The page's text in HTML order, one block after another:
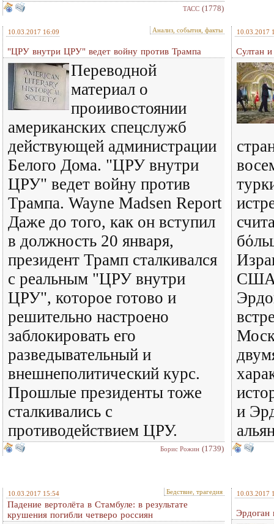
ТАСС (1778)
10.03.2017 16:09 Анализ, события, факты
"ЦРУ внутри ЦРУ" ведет войну против Трампа
Переводной
материал о
проиивостоянии
американских спецслужб
действующей администрации
Белого Дома. "ЦРУ внутри
ЦРУ" ведет войну против
Трампа. Wayne Madsen Report
Даже до того, как он вступил
в должность 20 января,
президент Трамп сталкивался
с реальным "ЦРУ внутри
ЦРУ", которое готово и
решительно настроено
заблокировать его
разведывательный и
внешнеполитический курс.
Прошлые президенты тоже
сталкивались с
противодействием ЦРУ.
Борис Рожин (1739)
10.03.2017
Султан
США.
и
10.03.2017 15:54 Бедствие, трагедия
Падение вертолёта в Стамбуле: в результате
крушения погибли четверо россиян
10.03.2017
Эрдоган